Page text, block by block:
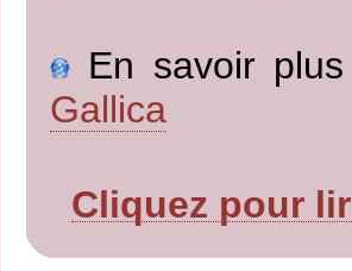
En savoir
Gallica
Cliquez pour